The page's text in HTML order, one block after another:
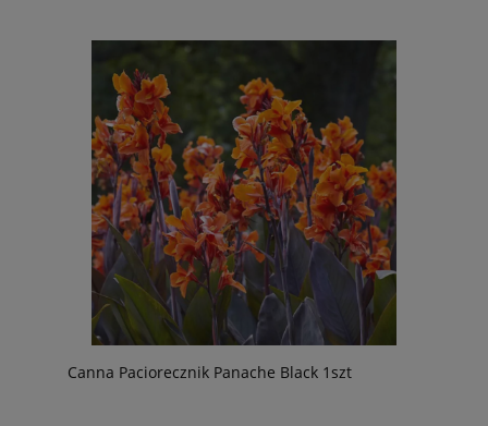
Canna Paciorecznik Panache Black 1szt